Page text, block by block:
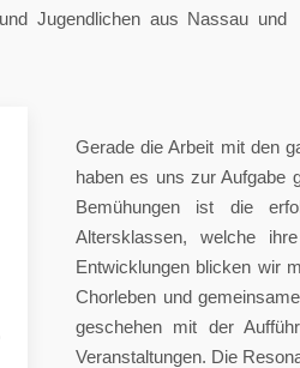
Jugendlichen aus Nassau und
Gerade die Arbeit mit den
haben es uns zur Aufgabe
Bemühungen ist die
Altersklassen, welche
Entwicklungen blicken wir
Chorleben und
geschehen mit der
Veranstaltungen. Die